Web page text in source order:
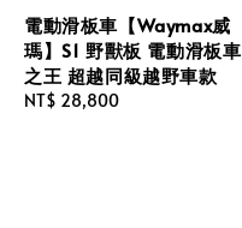
電動滑板車【Waymax威
瑪】S1 野獸板 電動滑板車
之王 超越同級越野車款
Regular
NT$ 28,800